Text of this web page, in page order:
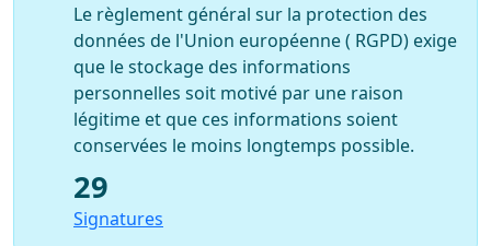
Le règlement général sur la protection des
données de l'Union européenne ( RGPD) exige
que le stockage des informations
personnelles soit motivé par une raison
légitime et que ces informations soient
conservées le moins longtemps possible.
29
Signatures